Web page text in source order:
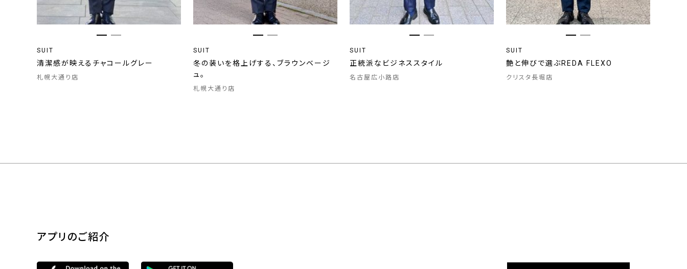
SUIT
清潔感が映えるチャコールグレー
札幌大通り店
SUIT
冬の装いを格上げする、ブラウンベージ
ュ。
札幌大通り店
SUIT
正統派なビジネススタイル
名古屋広小路店
SUIT
艶と伸びで選ぶREDA FLEXO
クリスタ長堀店
アプリのご紹介